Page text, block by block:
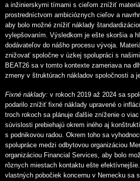
a inžinierskymi tímami s cieľom znížiť
prostredníctvom ambicióznych cieľov a
aby bolo možné znížiť náklady
vylepšovaním. Výsledkom je ešte skoršia a
dodávateľov do nášho procesu vývoja.
znižovať spoločne v úzkej spolupráci s
BEAT26 sa v tomto kontexte zameriava na
zmeny v štruktúrach nákladov spoločnosti a
Fixné náklady: v rokoch 2019 až 2024 sa
podarilo znížiť fixné náklady upravené o
troch rokoch sa plánuje ďalšie zníženie o
súvislosti prebiehajú okrem iného aj
s podnikovou radou. Okrem toho sa
spolupráce medzi odbytovou organizáciou
organizáciou Financial Services, aby bolo
rôznych miestach kontaktu ešte
vlastných pobočiek koncernu v Nemecku sa